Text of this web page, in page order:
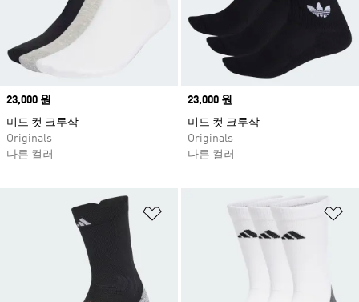
Price
23,000 원
미드 컷 크루삭
Originals
다른 컬러
Price
23,000 원
미드 컷 크루삭
Originals
다른 컬러
위시리스트 담기